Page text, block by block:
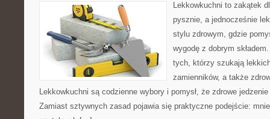
Lekkowkuchni to zakątek
pysznie, a jednocześnie
stylu zdrowym, gdzie
wygodę z dobrym
tych, którzy szukają
zamienników, a także
Lekkowkuchni są codzienne wybory i pomysł, że zdrowe
Zamiast sztywnych zasad pojawia się praktyczne podejście: